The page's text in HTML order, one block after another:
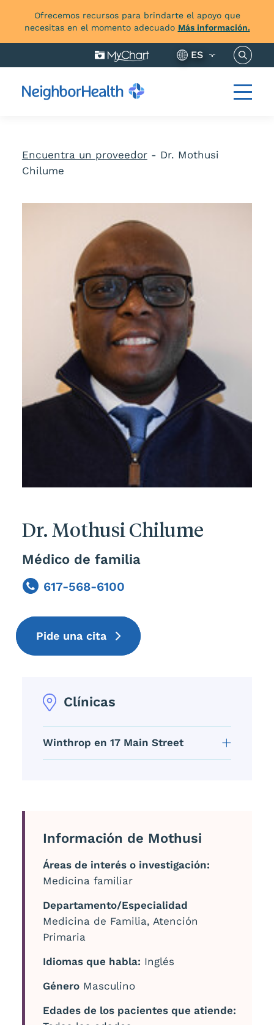
Ofrecemos recursos para brindarte el apoyo que
necesitas en el momento adecuado Más información.
ES Buscar
Encuentra un proveedor- Dr. Mothusi
Chilume
Dr. Mothusi Chilume
Médico de familia
617-568-6100
Phone
Pide una cita
Clínicas
Winthrop en 17 Main Street
Información de Mothusi
Áreas de interés o investigación:
Medicina familiar
Departamento/Especialidad
Medicina de Familia, Atención
Primaria
Idiomas que habla: Inglés
GéneroMasculino
Edades de los pacientes que atiende: